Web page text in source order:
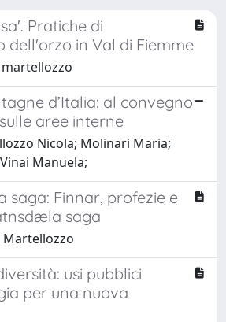
Pratiche di
dell'orzo in Val di Fiemme
d’Italia: al convegno
aree interne
Nicola; Molinari Maria;
Manuela;
saga: Finnar, profezie e
saga
Martellozzo
usi pubblici
per una nuova